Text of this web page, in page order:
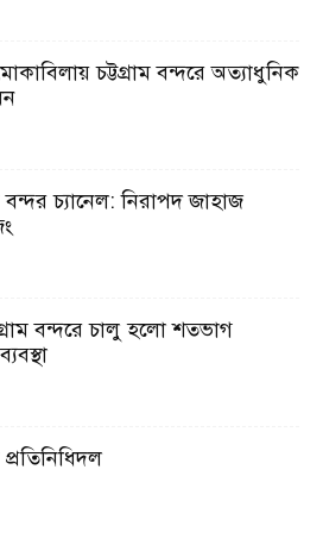
চট্টগ্রাম বন্দরে অত্যাধুনিক
চ্যানেল: নিরাপদ জাহাজ
বন্দরে চালু হলো শতভাগ
প্রতিনিধিদল